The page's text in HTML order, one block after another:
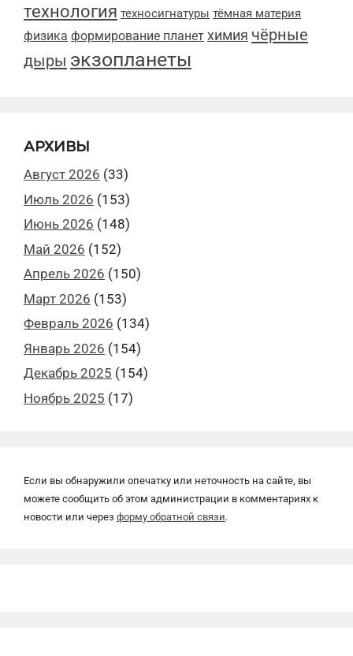
технология техносигнатуры тёмная материя
физика формирование планет химия чёрные
дыры экзопланеты
АРХИВЫ
Август 2026 (33)
Июль 2026 (153)
Июнь 2026 (148)
Май 2026 (152)
Апрель 2026 (150)
Март 2026 (153)
Февраль 2026 (134)
Январь 2026 (154)
Декабрь 2025 (154)
Ноябрь 2025 (17)
Если вы обнаружили опечатку или неточность на сайте, вы
можете сообщить об этом администрации в комментариях к
новости или через форму обратной связи.